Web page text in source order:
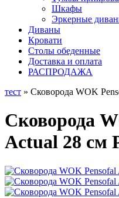
Шкафы
Эркерные
Диваны
Кровати
Столы обеденные
Доставка и оплата
РАСПРОДАЖА
тест » Сковорода WOK
Сковорода
Actual 28 см